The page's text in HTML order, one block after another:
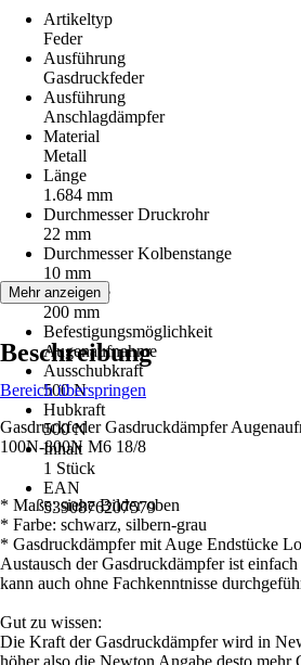
Artikeltyp
Feder
Ausführung
Gasdruckfeder
Ausführung
Anschlagdämpfer
Material
Metall
Länge
1.684 mm
Durchmesser Druckrohr
22 mm
Durchmesser Kolbenstange
10 mm
Hublänge
200 mm
Befestigungsmöglichkeit
Augenaufnahme
Ausschubkraft
500 N
Hubkraft
500 N
Inhalt
1 Stück
EAN
5390876207579
Mehr anzeigen
Beschreibung
Bereich überspringen
Gasdruckfeder Gasdruckdämpfer
100N-800N M6 18/8
* Maße: siehe Bilder oben
* Farbe: schwarz, silbern-grau
* Gasdruckdämpfer mit Auge Endstücke
Austausch der Gasdruckdämpfer ist
kann auch ohne Fachkenntnisse
Gut zu wissen:
Die Kraft der Gasdruckdämpfer wird in
höher also die Newton Angabe desto